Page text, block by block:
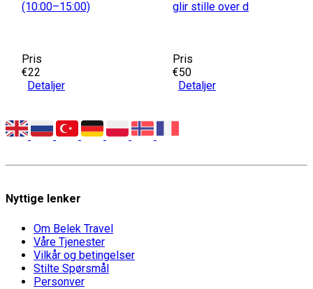
(10:00–15:00)
Pris
€22
Detaljer
glir stille over d
Pris
€50
Detaljer
Nyttige lenker
Om Belek Travel
Våre Tjenester
Vilkår og betingelser
Stilte Spørsmål
Personver